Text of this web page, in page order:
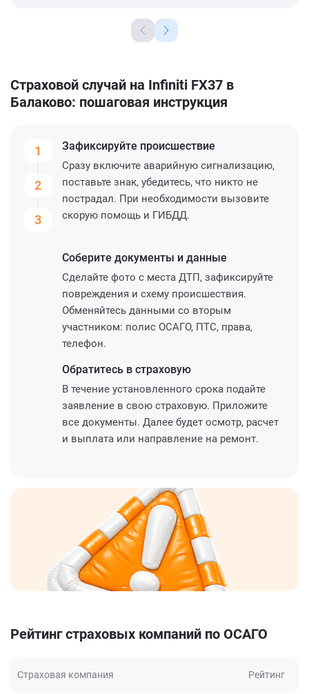
Страховой случай на Infiniti FX37 в
Балаково: пошаговая инструкция
1
2
3
Зафиксируйте происшествие
Сразу включите аварийную сигнализацию,
поставьте знак, убедитесь, что никто не
пострадал. При необходимости вызовите
скорую помощь и ГИБДД.
Соберите документы и данные
Сделайте фото с места ДТП, зафиксируйте
повреждения и схему происшествия.
Обменяйтесь данными со вторым
участником: полис ОСАГО, ПТС, права,
телефон.
Обратитесь в страховую
В течение установленного срока подайте
заявление в свою страховую. Приложите
все документы. Далее будет осмотр, расчет
и выплата или направление на ремонт.
Рейтинг страховых компаний по ОСАГО
Страховая компания Рейтинг